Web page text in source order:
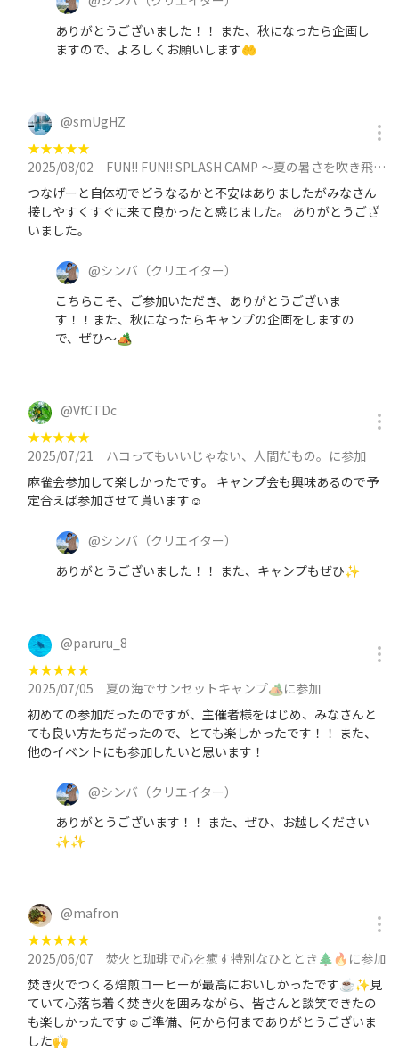
ありがとうございました！！ また、秋になったら企画し
ますので、よろしくお願いします🤲
@smUgHZ
★★★★★
2025/08/02
FUN!! FUN!! SPLASH CAMP 〜夏の暑さを吹き飛ばす焚き火カフェイベント〜に参加
つなげーと自体初でどうなるかと不安はありましたがみなさん
接しやすくすぐに来て良かったと感じました。 ありがとうござ
いました。
@シンバ （クリエイター）
こちらこそ、ご参加いただき、ありがとうございま
す！！また、秋になったらキャンプの企画をしますの
で、ぜひ〜🏕️
@VfCTDc
★★★★★
2025/07/21
ハコってもいいじゃない、人間だもの。に参加
麻雀会参加して楽しかったです。 キャンプ会も興味あるので予
定合えば参加させて貰います☺️
@シンバ （クリエイター）
ありがとうございました！！ また、キャンプもぜひ✨
@paruru_8
★★★★★
2025/07/05
夏の海でサンセットキャンプ🏕️に参加
初めての参加だったのですが、主催者様をはじめ、みなさんと
ても良い方たちだったので、とても楽しかったです！！ また、
他のイベントにも参加したいと思います！
@シンバ （クリエイター）
ありがとうございます！！ また、ぜひ、お越しください
✨✨
@mafron
★★★★★
2025/06/07
焚火と珈琲で心を癒す特別なひととき🌲🔥に参加
焚き火でつくる焙煎コーヒーが最高においしかったです☕️✨見
ていて心落ち着く焚き火を囲みながら、皆さんと談笑できたの
も楽しかったです☺️ご準備、何から何までありがとうございま
した🙌